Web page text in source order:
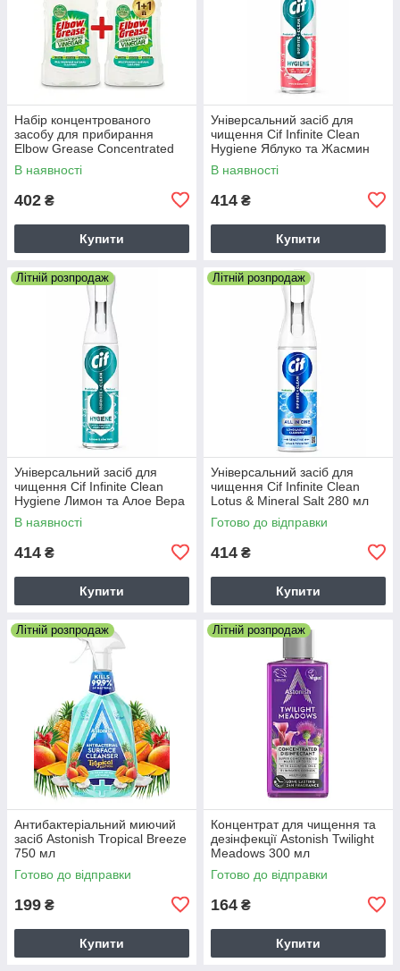
Набір концентрованого
засобу для прибирання
Elbow Grease Concentrated
Vinegar 750 мл + 750 мл (1+1
у подарунок)
В наявності
402 ₴
Купити
Універсальний засіб для
чищення Cif Infinite Clean
Hygiene Яблуко та Жасмин
280 мл
В наявності
414 ₴
Купити
Літній розпродаж
Універсальний засіб для
чищення Cif Infinite Clean
Hygiene Лимон та Алое Вера
280 мл
В наявності
414 ₴
Купити
Літній розпродаж
Універсальний засіб для
чищення Cif Infinite Clean
Lotus & Mineral Salt 280 мл
Готово до відправки
414 ₴
Купити
Літній розпродаж
Антибактеріальний миючий
засіб Astonish Tropical Breeze
750 мл
Готово до відправки
199 ₴
Купити
Літній розпродаж
Концентрат для чищення та
дезінфекції Astonish Twilight
Meadows 300 мл
Готово до відправки
164 ₴
Купити